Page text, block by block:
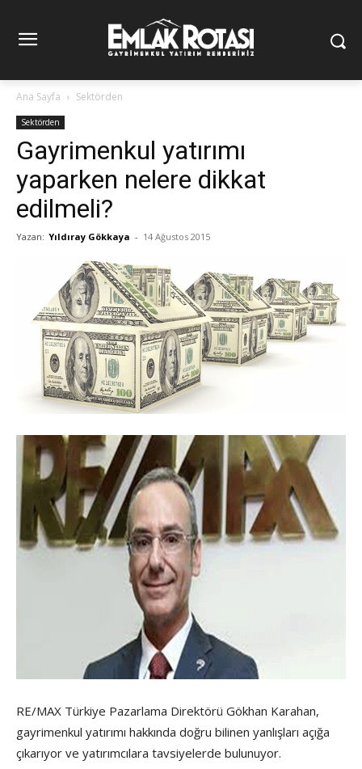
Ana Sayfa Sektörden
Sektörden
Gayrimenkul yatırımı
yaparken nelere dikkat
edilmeli?
Yazan: Yıldıray Gökkaya - 14 Ağustos 2015
RE/MAX Türkiye Pazarlama Direktörü Gökhan Karahan,
gayrimenkul yatırımı hakkında doğru bilinen yanlışları açığa
çıkarıyor ve yatırımcılara tavsiyelerde bulunuyor.